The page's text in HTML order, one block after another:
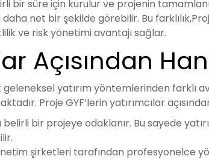
bir süre için kurulur ve projenin
net bir şekilde görebilir. Bu
ve risk yönetimi avantajı sağlar.
Açısından
yatırım yöntemlerinden farklı
Proje GYF’lerin yatırımcılar
belirli bir projeye odaklanır. Bu sayede
şirketleri tarafından profesyonelce